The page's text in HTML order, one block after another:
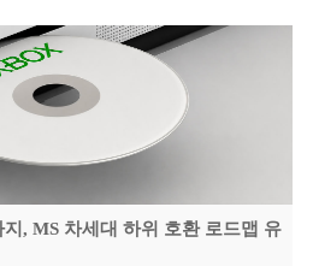
, MS 차세대 하위 호환 로드맵 유